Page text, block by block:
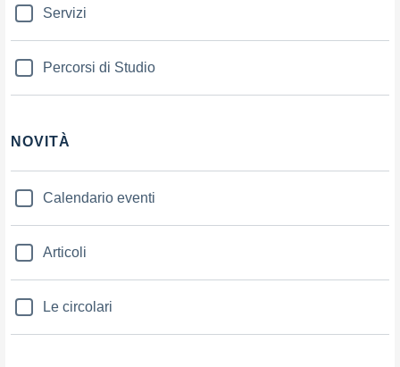
Servizi
Percorsi di Studio
NOVITÀ
Calendario eventi
Articoli
Le circolari